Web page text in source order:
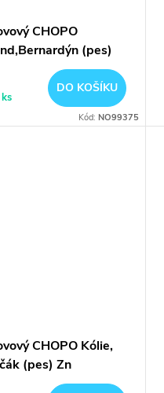
CHOPO
(pes)
DO KOŠÍKU
Kód: NO99375
CHOPO Kólie,
(pes) Zn